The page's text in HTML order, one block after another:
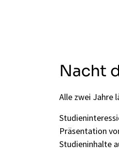
Nacht
Alle zwei Jahre
Präsentation
Studieninhalte